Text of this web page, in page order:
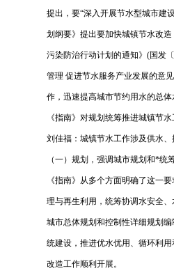
提出，要“深入开展节水型城市建
划纲要》提出要加快城镇节水改
污染防治行动计划的通知》(国发
管理 促进节水服务产业发展的意
作，迅速提高城市节约用水的总
《指南》对规划统筹推进城镇节
刘佳福：城镇节水工作涉及供水
（一）规划，强调城市规划和*统
《指南》从多个方面明确了这一
理与再生利用，统筹协调水安全
城市总体规划和控制性详细规划
统建设，推进优水优用、循环利
改造工作顺利开展。